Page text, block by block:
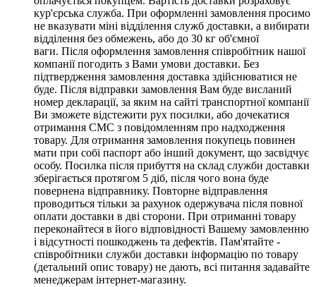
кур'єрська служба. При оформленні замовлення просимо
не вказувати міні відділення служб доставки, а вибирати
відділення без обмежень, або до 30 кг об'ємної
ваги. Після оформлення замовлення співробітник нашої
компанії погодить з Вами умови доставки. Без
підтвердження замовлення доставка здійснюватися не
буде. Після відправки замовлення Вам буде висланий
номер декларації, за яким на сайті транспортної компанії
Ви зможете відстежити рух посилки, або дочекатися
отримання СМС з повідомленням про надходження
товару. Для отримання замовлення покупець повинен
мати при собі паспорт або інший документ, що засвідчує
особу. Посилка після прибуття на склад служби доставки
зберігається протягом 5 діб, після чого вона буде
повернена відправнику. Повторне відправлення
проводиться тільки за рахунок одержувача після повної
оплати доставки в дві сторони. При отриманні товару
переконайтеся в його відповідності Вашему замовленню
і відсутності пошкоджень та дефектів. Пам'ятайте -
співробітники служби доставки інформацію по товару
(детальний опис товару) не дають, всі питання задавайте
менеджерам інтернет-магазину.